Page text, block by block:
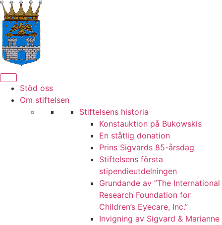
Hoppa
till
innehåll
Stöd oss
Om stiftelsen
Stiftelsens historia
Konstauktion på Bukowskis
En ståtlig donation
Prins Sigvards 85-årsdag
Stiftelsens första
stipendieutdelningen
Grundande av ”The International
Research Foundation for
Children’s Eyecare, Inc.”
Invigning av Sigvard & Marianne